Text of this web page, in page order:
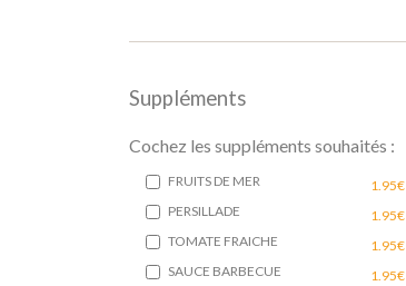
Suppléments
Cochez les suppléments souhaités :
FRUITS DE MER
1.95€
PERSILLADE
1.95€
TOMATE FRAICHE
1.95€
SAUCE BARBECUE
1.95€